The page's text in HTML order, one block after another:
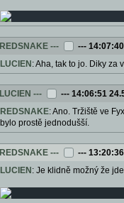
REDSNAKE --- ---
LUCIEN : Aha, tak to jo. Diky za
LUCIEN --- --- 14:06:51
REDSNAKE: Ano. Tržiště ve
bylo prostě jednodušší.
REDSNAKE --- ---
LUCIEN : Je klidně možný že